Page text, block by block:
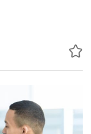
產業實務經驗的
《留下，不只是